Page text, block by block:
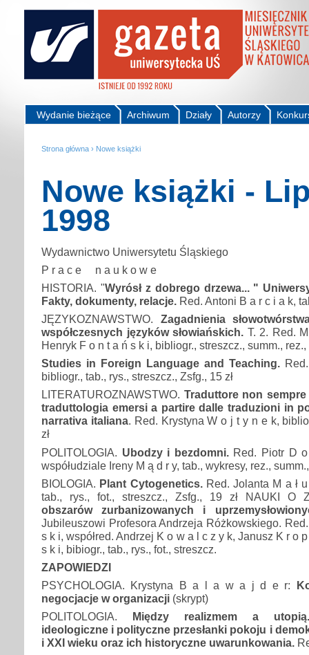
Autorzy
Działy
Archiwum
Wydanie bieżące
Strona główna › Nowe książki
Nowe książki -
1998
Wydawnictwo Uniwersytetu Śląskiego
P r a c e n a u k o w e
HISTORIA. "Wyrósł z dobrego drzewa... "
Fakty, dokumenty, relacje. Red. Antoni B a r c i a k,
JĘZYKOZNAWSTWO. Zagadnienia
współczesnych języków słowiańskich. T. 2. Red.
Henryk F o n t a ń s k i, bibliogr., streszcz., summ., rez.,
Studies in Foreign Language and Teaching.
bibliogr., tab., rys., streszcz., Zsfg., 15 zł
LITERATUROZNAWSTWO. Traduttore non
traduttologia emersi a partire dalle traduzioni in
narrativa italiana. Red. Krystyna W o j t y n e k,
zł
POLITOLOGIA. Ubodzy i bezdomni. Red. Piotr D
współudziale Ireny M ą d r y, tab., wykresy, rez., summ.,
BIOLOGIA. Plant Cytogenetics. Red. Jolanta M a ł
tab., rys., fot., streszcz., Zsfg., 19 zł NAUKI O
obszarów zurbanizowanych i
Jubileuszowi Profesora Andrzeja Różkowskiego.
s k i, współred. Andrzej K o w a l c z y k, Janusz K r o
s k i, bibiogr., tab., rys., fot., streszcz.
ZAPOWIEDZI
PSYCHOLOGIA. Krystyna B a l a w a j d e r:
negocjacje w organizacji (skrypt)
POLITOLOGIA.
Między realizmem a
ideologiczne i polityczne przesłanki pokoju i
i XXI wieku oraz ich historyczne uwarunkowania.